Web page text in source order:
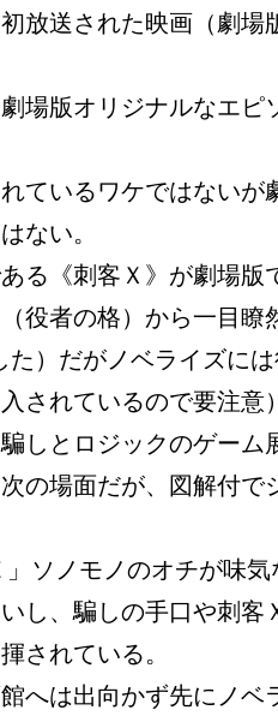
放送された映画（劇場
場版オリジナルなエピ
ているワケではないが
ない。
る《刺客Ｘ》が劇場版
役者の格）から一目瞭
た）だがノベライズに
されているので要注意
しとロジックのゲーム
の場面だが、図解付で
」ソノモノのオチが味
し、騙しの手口や刺客
されている。
へは出向かず先にノベ